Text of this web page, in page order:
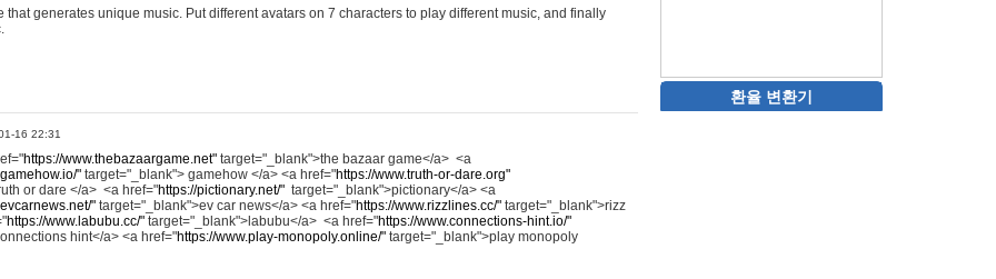
that generates unique music. Put different avatars on 7 characters to play different music, and finally
16 22:31
https://www.thebazaargame.net" target="_blank">the bazaar game</a> <a
" target="_blank"> gamehow </a> <a href="https://www.truth-or-dare.org"
or dare </a> <a href="https://pictionary.net/" target="_blank">pictionary</a> <a
" target="_blank">ev car news</a> <a href="https://www.rizzlines.cc/" target="_blank">rizz
https://www.labubu.cc/" target="_blank">labubu</a> <a href="https://www.connections-hint.io/"
hint</a> <a href="https://www.play-monopoly.online/" target="_blank">play monopoly
환율 변환기